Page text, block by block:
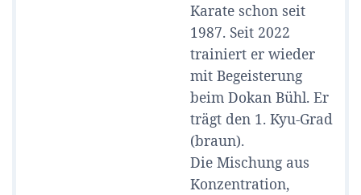
Karate schon seit
1987. Seit 2022
trainiert er wieder
mit Begeisterung
beim Dokan Bühl. Er
trägt den 1. Kyu-Grad
(braun).
Die Mischung aus
Konzentration,